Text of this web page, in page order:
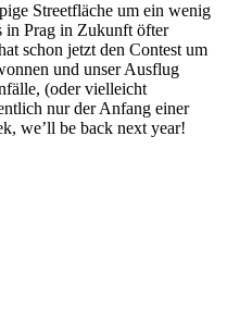
Streetfläche um ein wenig
in Prag in Zukunft öfter
schon jetzt den Contest um
und unser Ausflug
(oder vielleicht
nur der Anfang einer
we’ll be back next year!